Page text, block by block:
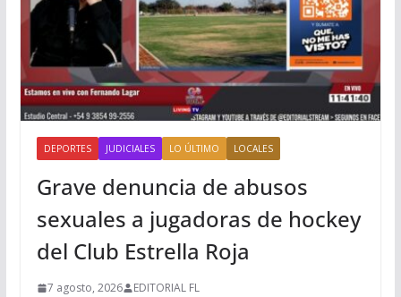
DEPORTES JUDICIALES LO ÚLTIMO LOCALES
Grave denuncia de abusos
sexuales a jugadoras de hockey
del Club Estrella Roja
7 agosto, 2026 EDITORIAL FL